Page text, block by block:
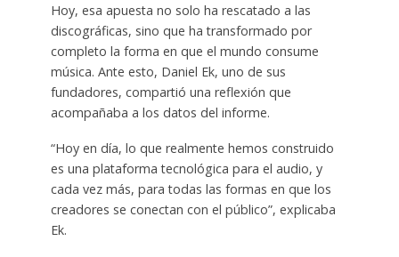
Hoy, esa apuesta no solo ha rescatado a las
discográficas, sino que ha transformado por
completo la forma en que el mundo consume
música. Ante esto, Daniel Ek, uno de sus
fundadores, compartió una reflexión que
acompañaba a los datos del informe.
“Hoy en día, lo que realmente hemos construido
es una plataforma tecnológica para el audio, y
cada vez más, para todas las formas en que los
creadores se conectan con el público”, explicaba
Ek.